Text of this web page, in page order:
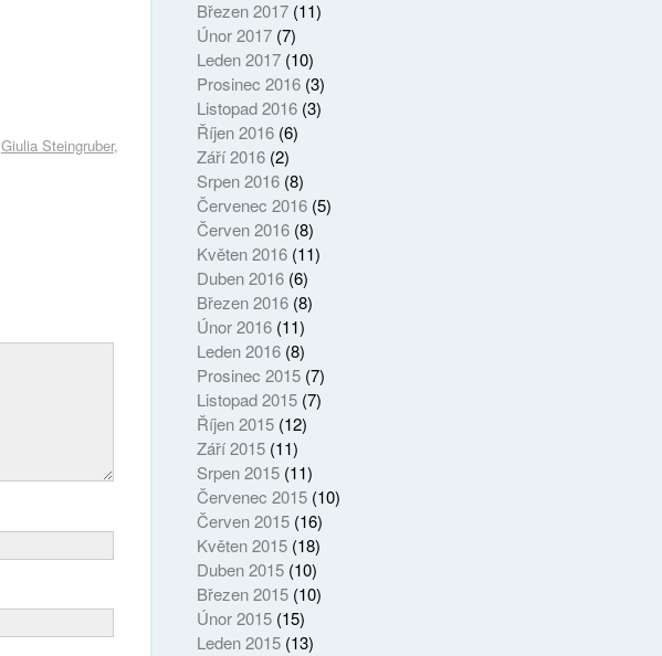
Giulia Steingruber,
Březen 2017(11)
Únor 2017(7)
Leden 2017(10)
Prosinec 2016(3)
Listopad 2016(3)
Říjen 2016(6)
Září 2016(2)
Srpen 2016(8)
Červenec 2016(5)
Červen 2016(8)
Květen 2016(11)
Duben 2016(6)
Březen 2016(8)
Únor 2016(11)
Leden 2016(8)
Prosinec 2015(7)
Listopad 2015(7)
Říjen 2015(12)
Září 2015(11)
Srpen 2015(11)
Červenec 2015(10)
Červen 2015(16)
Květen 2015(18)
Duben 2015(10)
Březen 2015(10)
Únor 2015(15)
Leden 2015(13)